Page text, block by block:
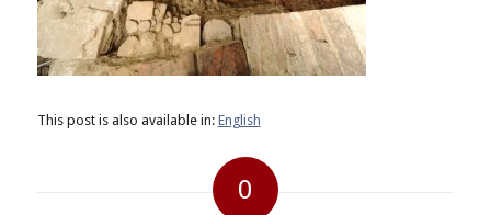
This post is also available in: English
0